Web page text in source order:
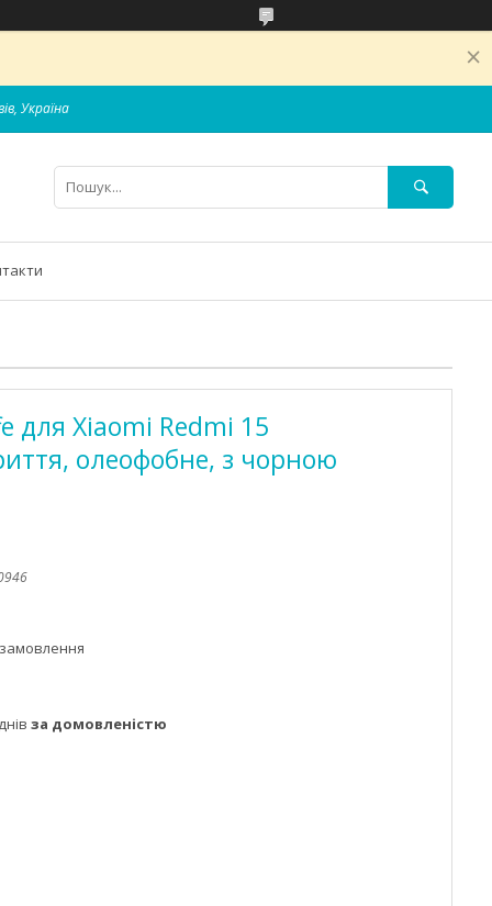
Україна
для Xiaomi Redmi 15
олеофобне, з чорною
за домовленістю